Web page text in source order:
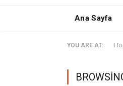
Ana Sayfa
YOU ARE AT: